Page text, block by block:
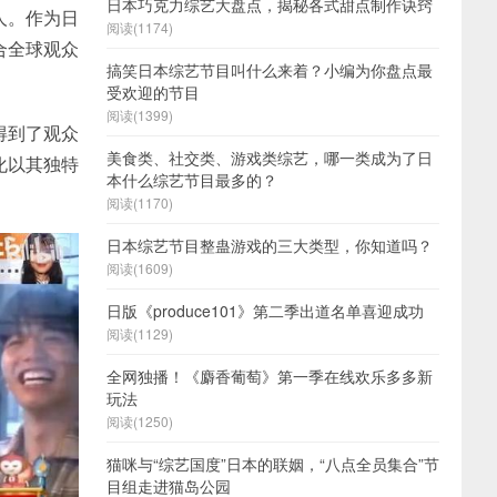
作为日
全球观众
到了观众
以其独特
日本巧克力综艺大盘点，揭秘各式甜点制作诀窍
阅读(1174)
搞笑日本综艺节目叫什么来着？小编为你盘点最
受欢迎的节目
阅读(1399)
美食类、社交类、游戏类综艺，哪一类成为了日
本什么综艺节目最多的？
阅读(1170)
日本综艺节目整蛊游戏的三大类型，你知道吗？
阅读(1609)
日版《produce101》第二季出道名单喜迎成功
阅读(1129)
全网独播！《麝香葡萄》第一季在线欢乐多多新
玩法
阅读(1250)
猫咪与“综艺国度”日本的联姻，“八点全员集合”节
目组走进猫岛公园